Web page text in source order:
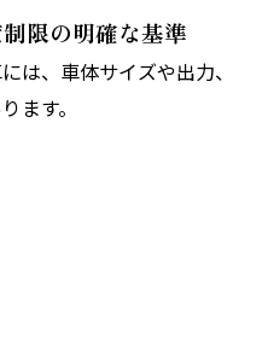
限の明確な基準
は、車体サイズや出力、
ます。